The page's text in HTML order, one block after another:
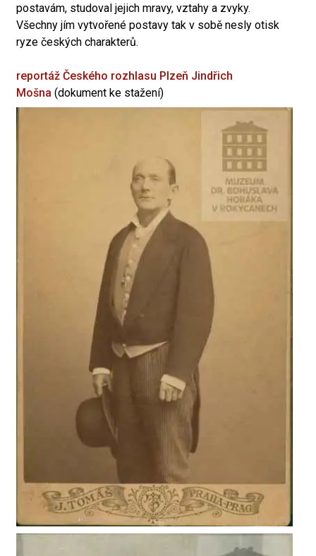
postavám, studoval jejich mravy, vztahy a zvyky.
Všechny jím vytvořené postavy tak v sobě nesly otisk
ryze českých charakterů.
reportáž Českého rozhlasu Plzeň Jindřich
Mošna (dokument ke stažení)